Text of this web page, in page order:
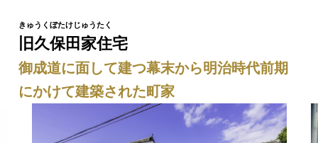
旧久保田家住宅
御成道に面して建つ幕末から明治時代前期
にかけて建築された町家